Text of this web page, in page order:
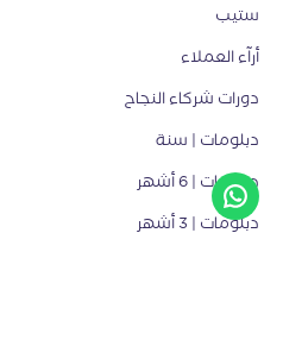
ستيب
أرآء العملاء
دورات شركاء النجاح
دبلومات | سنة
دبلومات | 6 أشهر
دبلومات | 3 أشهر